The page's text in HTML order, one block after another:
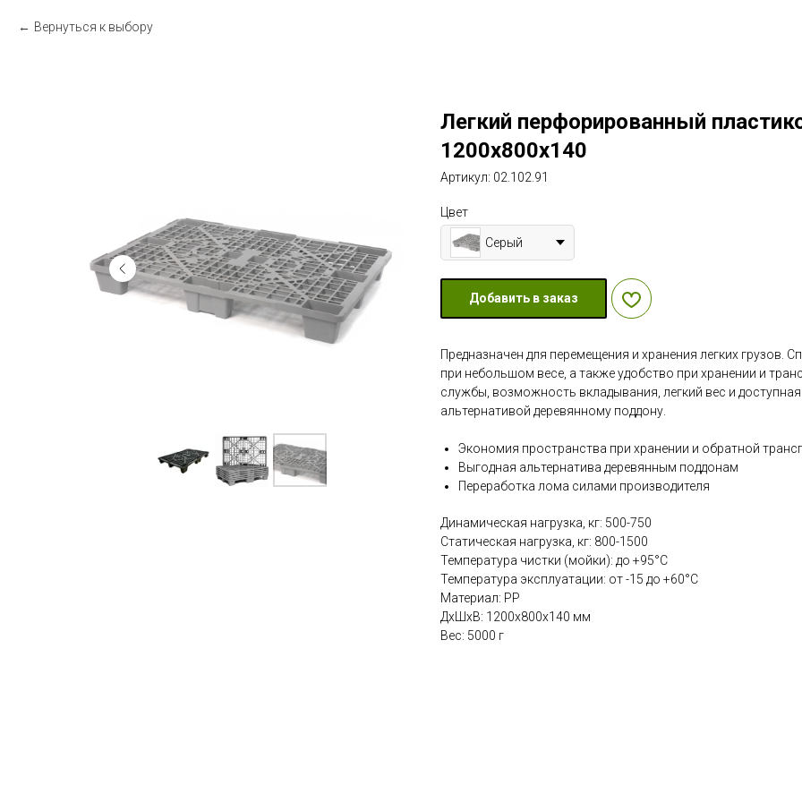
Вернуться к выбору
Легкий перфорированный
1200х800х140
Артикул: 02.102.91
Цвет
Серый
Добавить в заказ
Предназначен для перемещения и хранения легких грузов.
при небольшом весе, а также удобство при хранении и
службы, возможность вкладывания, легкий вес и
альтернативой деревянному поддону.
Экономия пространства при хранении и обратной
Выгодная альтернатива деревянным поддонам
Переработка лома силами производителя
Динамическая нагрузка, кг: 500-750
Статическая нагрузка, кг: 800-1500
Температура чистки (мойки): до +95°С
Температура эксплуатации: от -15 до +60°С
Материал: PP
ДxШxВ: 1200x800x140 мм
Вес: 5000 г